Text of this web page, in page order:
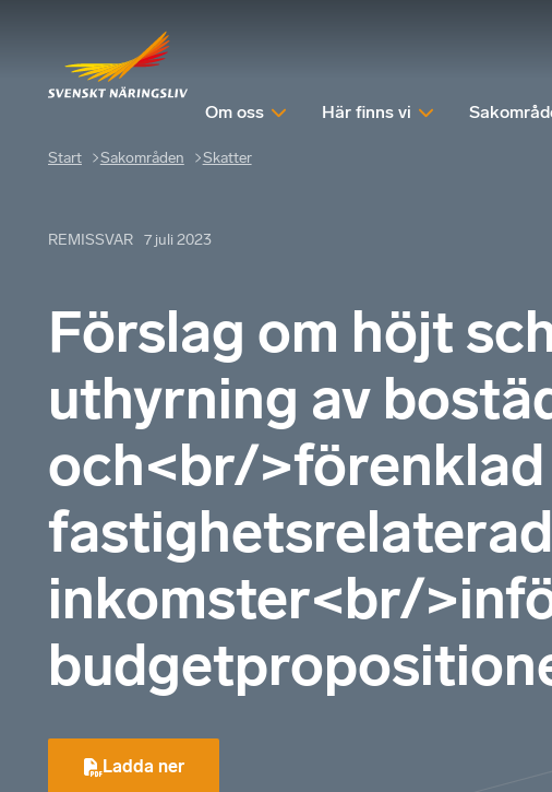
Om oss Här finns vi
Start Sakområden Skatter
REMISSVAR 7 juli 2023
Förslag om höjt
uthyrning av
och<br/
inkomster<br/
Ladda ner